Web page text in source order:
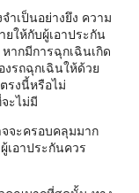
ำเป็นอย่างยึง ความ
ให้กับผู้เอาประกัน
หากมีการฉุกเฉินเกิด
รถฉุกเฉินให้ด้วย
รงนี้หรือไม่
ะไม่มี
จะครอบคลุมมาก
เอาประกันควร